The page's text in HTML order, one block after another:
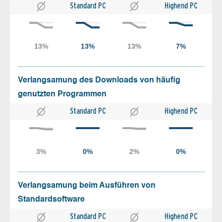
Standard PC Highend PC
Verlangsamung des Downloads von häufig
genutzten Programmen
Standard PC Highend PC
Verlangsamung beim Ausführen von
Standardsoftware
Standard PC Highend PC